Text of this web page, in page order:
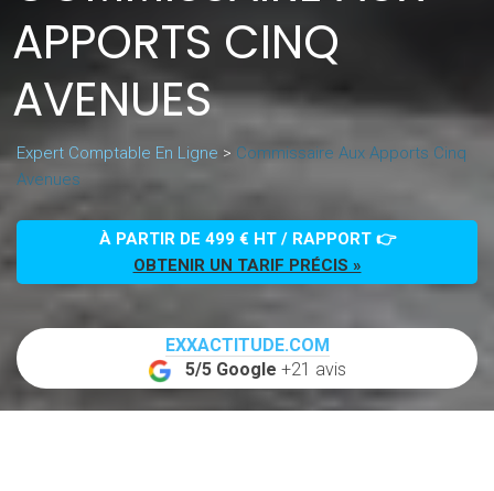
APPORTS CINQ
AVENUES
Expert Comptable En Ligne > Commissaire Aux Apports Cinq
Avenues
À PARTIR DE 499 € HT / RAPPORT 👉
OBTENIR UN TARIF PRÉCIS »
EXXACTITUDE.COM
5/5 Google +21 avis